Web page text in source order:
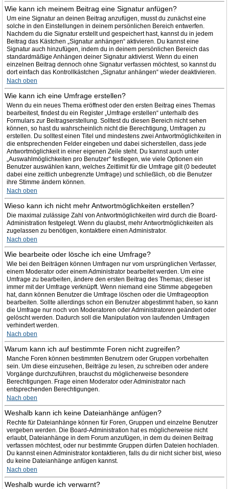
Wie kann ich meinem Beitrag eine Signatur anfügen?
Um eine Signatur an deinen Beitrag anzufügen, musst du zunächst eine
solche in den Einstellungen in deinem persönlichen Bereich entwerfen.
Nachdem du die Signatur erstellt und gespeichert hast, kannst du in jedem
Beitrag das Kästchen „Signatur anhängen“ aktivieren. Du kannst eine
Signatur auch hinzufügen, indem du in deinem persönlichen Bereich das
standardmäßige Anhängen deiner Signatur aktivierst. Wenn du einen
einzelnen Beitrag dennoch ohne Signatur verfassen möchtest, so kannst du
dort einfach das Kontrollkästchen „Signatur anhängen“ wieder deaktivieren.
Nach oben
Wie kann ich eine Umfrage erstellen?
Wenn du ein neues Thema eröffnest oder den ersten Beitrag eines Themas
bearbeitest, findest du ein Register „Umfrage erstellen“ unterhalb des
Formulars zur Beitragserstellung. Solltest du diesen Bereich nicht sehen
können, so hast du wahrscheinlich nicht die Berechtigung, Umfragen zu
erstellen. Du solltest einen Titel und mindestens zwei Antwortmöglichkeiten in
die entsprechenden Felder eingeben und dabei sicherstellen, dass jede
Antwortmöglichkeit in einer eigenen Zeile steht. Du kannst auch unter
„Auswahlmöglichkeiten pro Benutzer“ festlegen, wie viele Optionen ein
Benutzer auswählen kann, welches Zeitlimit für die Umfrage gilt (0 bedeutet
dabei eine zeitlich unbegrenzte Umfrage) und schließlich, ob die Benutzer
ihre Stimme ändern können.
Nach oben
Wieso kann ich nicht mehr Antwortmöglichkeiten erstellen?
Die maximal zulässige Zahl von Antwortmöglichkeiten wird durch die Board-
Administration festgelegt. Wenn du glaubst, mehr Antwortmöglichkeiten als
zugelassen zu benötigen, kontaktiere einen Administrator.
Nach oben
Wie bearbeite oder lösche ich eine Umfrage?
Wie bei den Beiträgen können Umfragen nur vom ursprünglichen Verfasser,
einem Moderator oder einem Administrator bearbeitet werden. Um eine
Umfrage zu bearbeiten, ändere den ersten Beitrag des Themas; dieser ist
immer mit der Umfrage verknüpft. Wenn niemand eine Stimme abgegeben
hat, dann können Benutzer die Umfrage löschen oder die Umfrageoption
bearbeiten. Sollte allerdings schon ein Benutzer abgestimmt haben, so kann
die Umfrage nur noch von Moderatoren oder Administratoren geändert oder
gelöscht werden. Dadurch soll die Manipulation von laufenden Umfragen
verhindert werden.
Nach oben
Warum kann ich auf bestimmte Foren nicht zugreifen?
Manche Foren können bestimmten Benutzern oder Gruppen vorbehalten
sein. Um diese einzusehen, Beiträge zu lesen, zu schreiben oder andere
Vorgänge durchzuführen, brauchst du möglicherweise besondere
Berechtigungen. Frage einen Moderator oder Administrator nach
entsprechenden Berechtigungen.
Nach oben
Weshalb kann ich keine Dateianhänge anfügen?
Rechte für Dateianhänge können für Foren, Gruppen und einzelne Benutzer
vergeben werden. Die Board-Administration hat es möglicherweise nicht
erlaubt, Dateianhänge in dem Forum anzufügen, in dem du deinen Beitrag
verfassen möchtest, oder nur bestimmte Gruppen dürfen Dateien hochladen.
Du kannst einen Administrator kontaktieren, falls du dir nicht sicher bist, wieso
du keine Dateianhänge anfügen kannst.
Nach oben
Weshalb wurde ich verwarnt?